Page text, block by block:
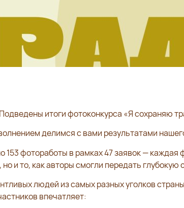
итоги фотоконкурса «Я сохраняю
делимся с вами результатами
фотоработы в рамках 47 заявок —
и то, как авторы смогли передать
людей из самых разных уголков
впечатляет: